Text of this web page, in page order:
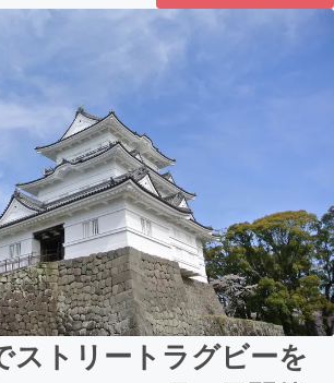
ストリートラグビーを